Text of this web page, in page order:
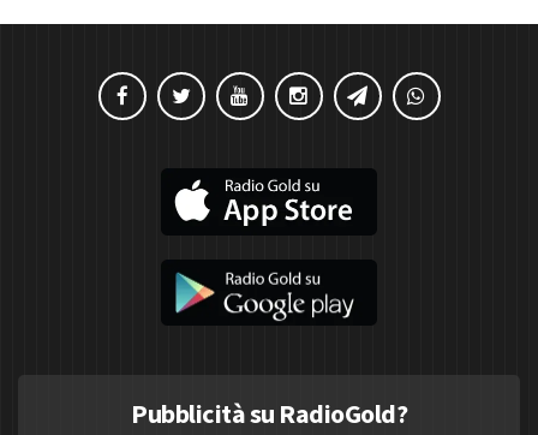
Pubblicità su RadioGold?